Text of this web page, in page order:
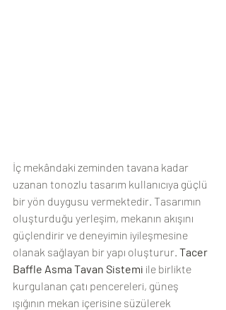
İç mekândaki zeminden tavana kadar
uzanan tonozlu tasarım kullanıcıya güçlü
bir yön duygusu vermektedir. Tasarımın
oluşturduğu yerleşim, mekanın akışını
güçlendirir ve deneyimin iyileşmesine
olanak sağlayan bir yapı oluşturur. Tacer
Baffle Asma Tavan Sistemi ile birlikte
kurgulanan çatı pencereleri, güneş
ışığının mekan içerisine süzülerek